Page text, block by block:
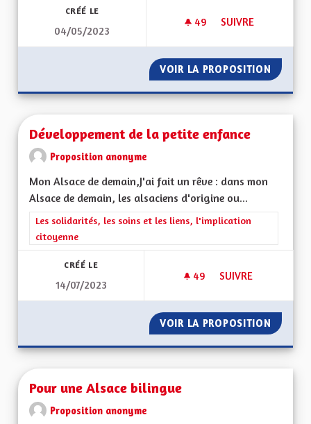
CRÉÉ LE
04/05/2023
49 49 ABONNÉS
SUIVRE
VOIR LA PROPOSITION VIREZ
Développement de la petite enfance
Proposition anonyme
Mon Alsace de demain,J'ai fait un rêve : dans mon
Alsace de demain, les alsaciens d'origine ou...
Filtrer les résultats de la catégorie : Les solidarités, les soins
Les solidarités, les soins et les liens, l'implication
citoyenne
CRÉÉ LE
14/07/2023
49 49 ABONNÉS
SUIVRE
VOIR LA PROPOSITION
Pour une Alsace bilingue
Proposition anonyme